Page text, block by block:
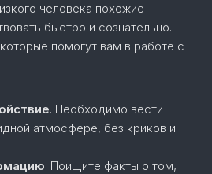
человека похожие
быстро и сознательно.
помогут вам в работе с
. Необходимо вести
атмосфере, без криков и
. Поищите факты о том,